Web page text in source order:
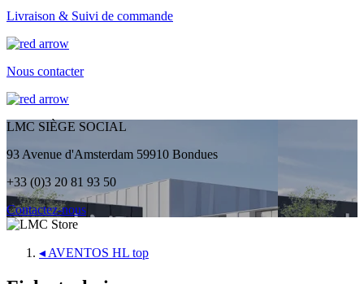
Livraison & Suivi de commande
Nous contacter
LMC SIÈGE SOCIAL
93 Avenue d'Amsterdam 59910 Bondues
+33 (0)3 20 81 93 50
Contactez-nous
◂ AVENTOS HL top